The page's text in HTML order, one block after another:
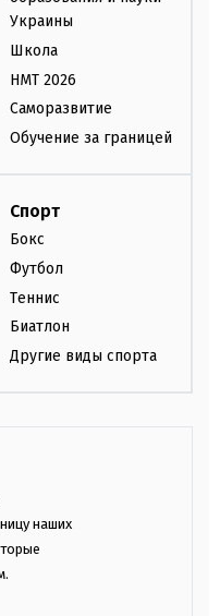
Украины
Школа
НМТ 2026
Саморазвитие
Обучение за границей
Спорт
Бокс
Футбол
Теннис
Биатлон
Другие виды спорта
наших